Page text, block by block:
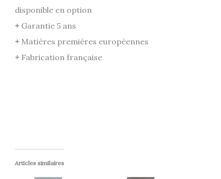
disponible en option
+ Garantie 5 ans
+ Matières premières européennes
+ Fabrication française
Articles similaires